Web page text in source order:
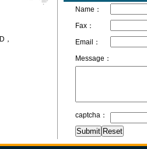
Name：
Fax：
Email：
Message：
captcha：
，